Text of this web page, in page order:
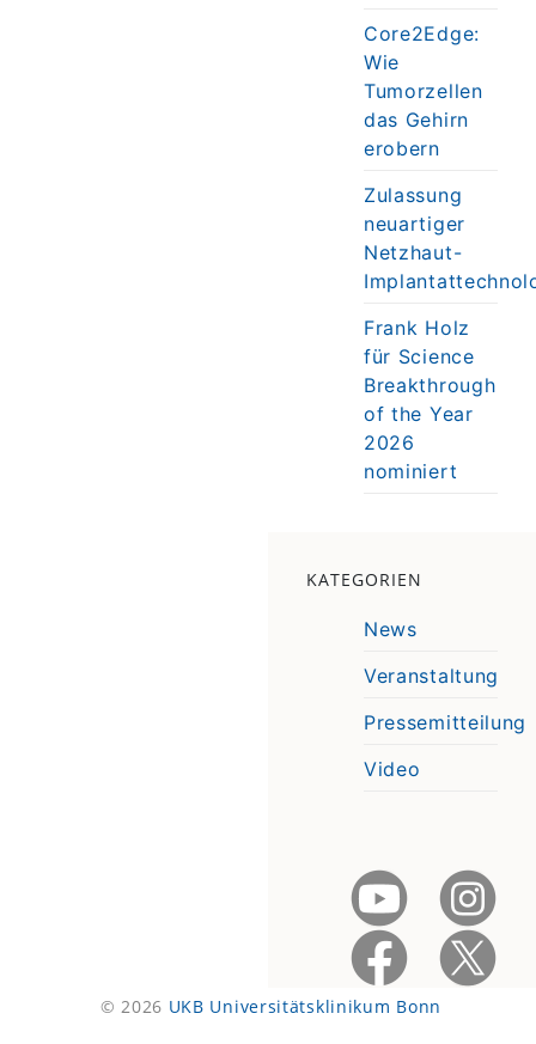
Core2Edge:
Wie
Tumorzellen
das Gehirn
erobern
Zulassung
neuartiger
Netzhaut-
Frank Holz
für Science
Breakthrough
of the Year
2026
nominiert
KATEGORIEN
News
Veranstaltung
Pressemitteilung
Video
© 2026 UKB Universitätsklinikum Bonn